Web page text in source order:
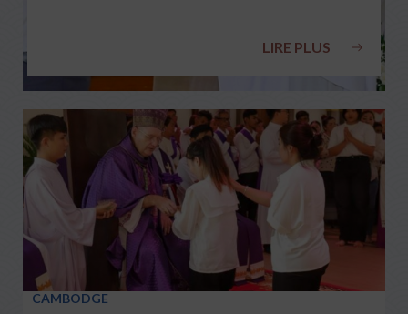
LIRE PLUS
CAMBODGE